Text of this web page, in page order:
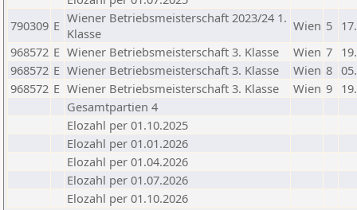
790309 E Wiener Betriebsmeisterschaft 2023/24 1.
Klasse
Wien 5
968572 E Wiener Betriebsmeisterschaft 3. Klasse Wien 7
968572 E Wiener Betriebsmeisterschaft 3. Klasse Wien 8
968572 E Wiener Betriebsmeisterschaft 3. Klasse Wien 9
Gesamtpartien 4
Elozahl per 01.10.2025
Elozahl per 01.01.2026
Elozahl per 01.04.2026
Elozahl per 01.07.2026
Elozahl per 01.10.2026